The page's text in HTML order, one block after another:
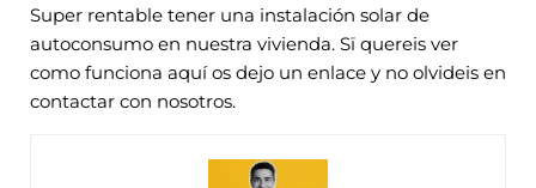
Super rentable tener una instalación solar de
autoconsumo en nuestra vivienda. Sï quereis ver
como funciona aquí os dejo un enlace y no olvideis en
contactar con nosotros.